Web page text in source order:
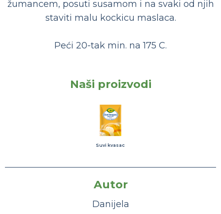
žumancem, posuti susamom i na svaki od njih
staviti malu kockicu maslaca.
Peći 20-tak min. na 175 C.
Naši proizvodi
Suvi kvasac
Autor
Danijela